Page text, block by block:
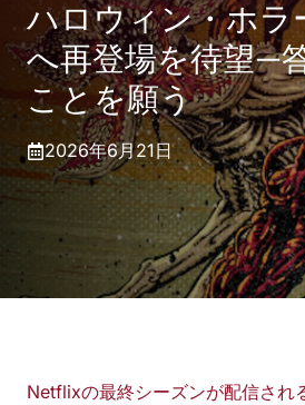
ハロウィン・ホラ
へ再登場を待望—
ことを願う
2026年6月21日
Netflixの最終シーズンが配信され